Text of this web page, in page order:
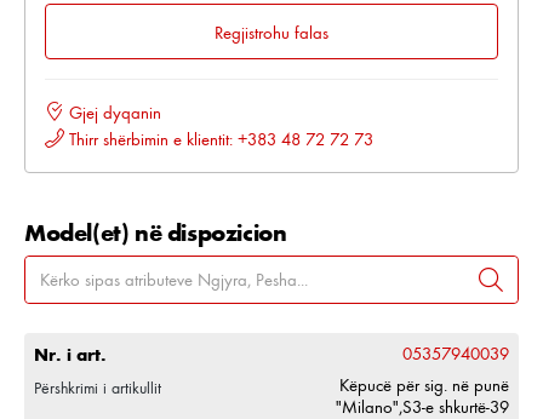
Regjistrohu falas
Gjej dyqanin
Thirr shërbimin e klientit: +383 48 72 72 73
Model(et) në dispozicion
Nr. i art. 05357940039
Përshkrimi i artikullit
Këpucë për sig. në punë
"Milano",S3-e shkurtë-39